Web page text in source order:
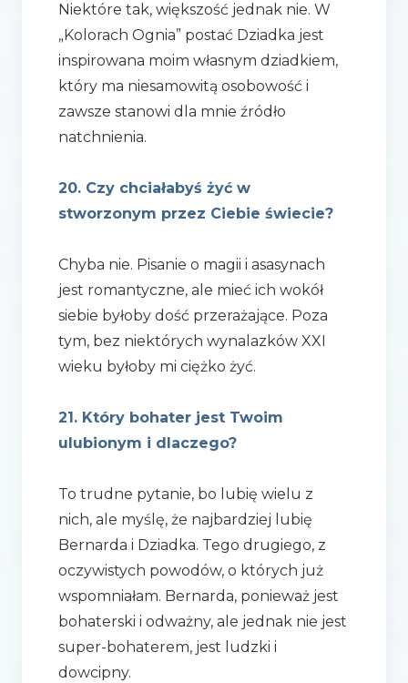
Niektóre tak, większość jednak nie. W
„Kolorach Ognia” postać Dziadka jest
inspirowana moim własnym dziadkiem,
który ma niesamowitą osobowość i
zawsze stanowi dla mnie źródło
natchnienia.
20. Czy chciałabyś żyć w
stworzonym przez Ciebie świecie?
Chyba nie. Pisanie o magii i asasynach
jest romantyczne, ale mieć ich wokół
siebie byłoby dość przerażające. Poza
tym, bez niektórych wynalazków XXI
wieku byłoby mi ciężko żyć.
21. Który bohater jest Twoim
ulubionym i dlaczego?
To trudne pytanie, bo lubię wielu z
nich, ale myślę, że najbardziej lubię
Bernarda i Dziadka. Tego drugiego, z
oczywistych powodów, o których już
wspomniałam. Bernarda, ponieważ jest
bohaterski i odważny, ale jednak nie jest
super-bohaterem, jest ludzki i
dowcipny.